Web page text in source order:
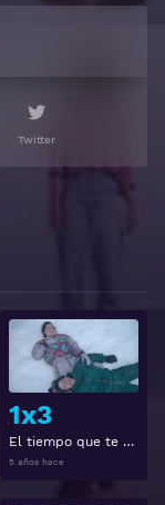
Twitter
Ver
1x3
El tiempo que te doy 1x3
5 años hace